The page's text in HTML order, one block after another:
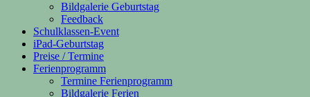
Bildgalerie Geburtstag
Feedback
Schulklassen-Event
iPad-Geburtstag
Preise / Termine
Ferienprogramm
Termine Ferienprogramm
Bildgalerie Ferien